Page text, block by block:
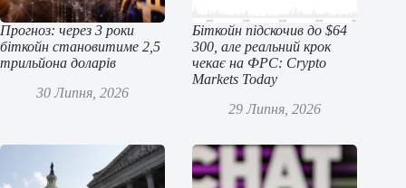
Прогноз: через 3 роки
біткойн становитиме 2,5
трильйона доларів
30 Липня, 2026
Біткойн підскочив до $64
300, але реальний крок
чекає на ФРС: Crypto
Markets Today
29 Липня, 2026